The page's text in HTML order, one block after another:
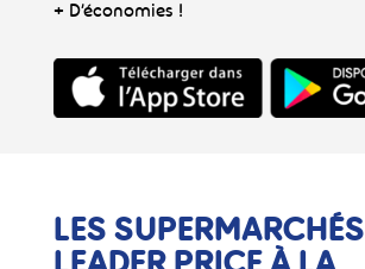
+ D’économies !
LES SUPERMARCHÉS